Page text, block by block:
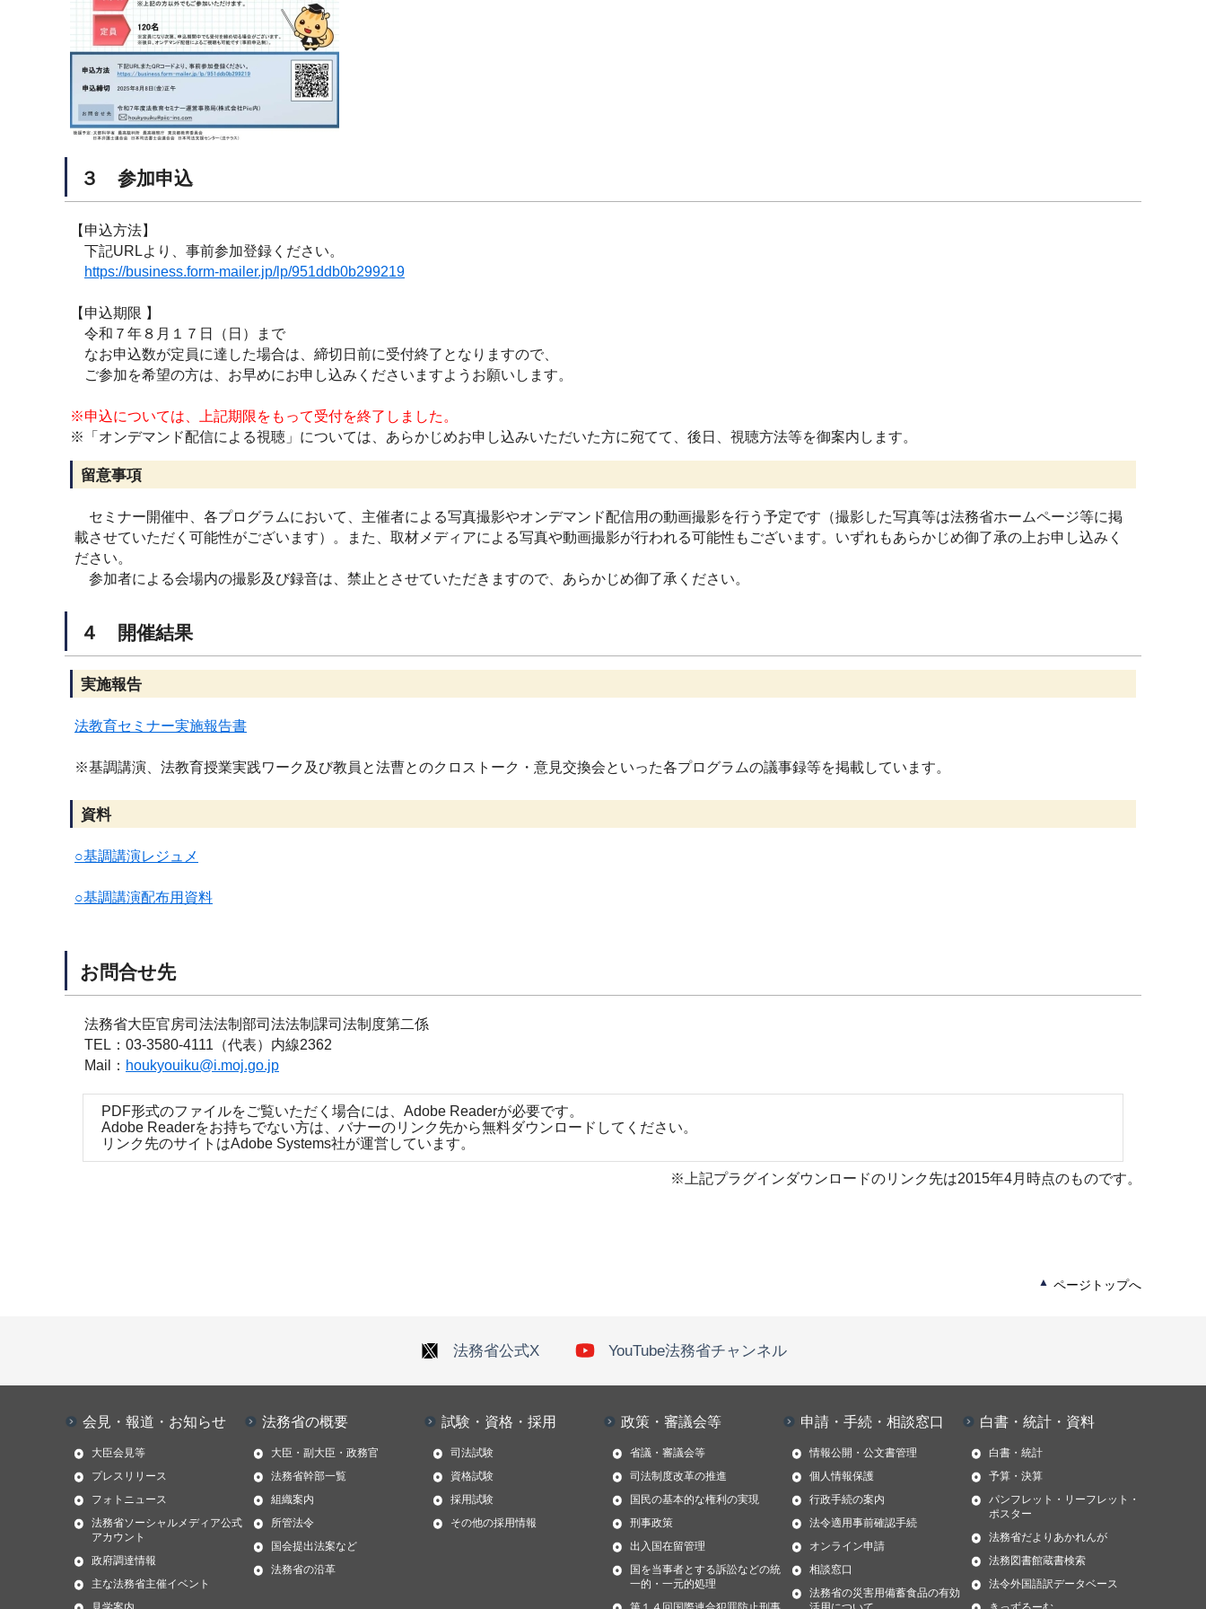
３ 参加申込
【申込方法】
下記URLより、事前参加登録ください。
https://business.form-mailer.jp/lp/951ddb0b299219
【申込期限 】
令和７年８月１７日（日）まで
なお申込数が定員に達した場合は、締切日前に受付終了となりますので、
ご参加を希望の方は、お早めにお申し込みくださいますようお願いします。
※申込については、上記期限をもって受付を終了しました。
※「オンデマンド配信による視聴」については、あらかじめお申し込みいただいた方に宛てて、後日、視聴方法等を御案内します。
留意事項
セミナー開催中、各プログラムにおいて、主催者による写真撮影やオンデマンド配信用の動画撮影を行う予定です（撮影した写真等は法務省ホームページ等に掲
載させていただく可能性がございます）。また、取材メディアによる写真や動画撮影が行われる可能性もございます。いずれもあらかじめ御了承の上お申し込みく
ださい。
参加者による会場内の撮影及び録音は、禁止とさせていただきますので、あらかじめ御了承ください。
４ 開催結果
実施報告
法教育セミナー実施報告書
※基調講演、法教育授業実践ワーク及び教員と法曹とのクロストーク・意見交換会といった各プログラムの議事録等を掲載しています。
資料
○基調講演レジュメ
○基調講演配布用資料
お問合せ先
法務省大臣官房司法法制部司法法制課司法制度第二係
TEL：03-3580-4111（代表）内線2362
Mail： houkyouiku@i.moj.go.jp
PDF形式のファイルをご覧いただく場合には、Adobe Readerが必要です。
Adobe Readerをお持ちでない方は、バナーのリンク先から無料ダウンロードしてください。
リンク先のサイトはAdobe Systems社が運営しています。
※上記プラグインダウンロードのリンク先は2015年4月時点のものです。
ページトップへ
法務省公式X YouTube法務省チャンネル
会見・報道・お知らせ
大臣会見等
プレスリリース
フォトニュース
法務省ソーシャルメディア公式
アカウント
政府調達情報
主な法務省主催イベント
法務省の概要
大臣・副大臣・政務官
法務省幹部一覧
組織案内
所管法令
国会提出法案など
法務省の沿革
試験・資格・採用
司法試験
資格試験
採用試験
その他の採用情報
政策・審議会等
省議・審議会等
司法制度改革の推進
国民の基本的な権利の実現
刑事政策
出入国在留管理
国を当事者とする訴訟などの統
一的・一元的処理
申請・手続・相談窓口
情報公開・公文書管理
個人情報保護
行政手続の案内
法令適用事前確認手続
オンライン申請
相談窓口
法務省の災害用備蓄食品の有効
白書・統計・資料
白書・統計
予算・決算
パンフレット・リーフレット・
ポスター
法務省だよりあかれんが
法務図書館蔵書検索
法令外国語訳データベース